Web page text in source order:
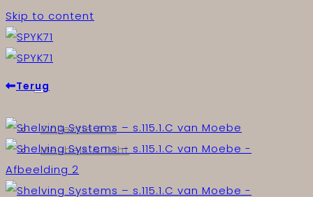
Skip to content
Collectie A-Z
Meubels & licht
Terug